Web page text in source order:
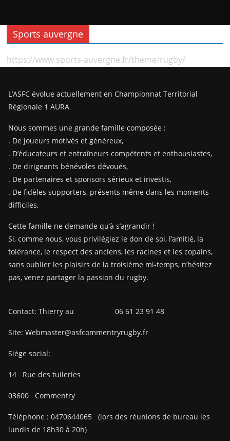
Sports auvergne
https://www.sports-auvergne.fr/theme/rugby/
L’ASFC évolue actuellement en Championnat Territorial
Régionale 1 AURA
Nous sommes une grande famille composée :
. De joueurs motivés et généreux,
. D’éducateurs et entraîneurs compétents et enthousiastes,
. De dirigeants bénévoles dévoués,
. De partenaires et sponsors sérieux et investis,
. De fidèles supporters, présents même dans les moments
difficiles,
Cette famille ne demande qu’à s’agrandir !
Si, comme nous, vous privilégiez le don de soi, l’amitié, la
tolérance, le respect des anciens, les racines et les copains,
sans oublier les plaisirs de la troisième mi-temps, n’hésitez
pas, venez partager la passion du rugby.
Contact: Thierry au 06 61 23 91 48
Site: Webmaster@asfcommentryrugby.fr
Siège social:
14 Rue des tuileries
03600 Commentry
Téléphone : 0470644065
(lors des réunions de bureau les
lundis de 18h30 à 20h)